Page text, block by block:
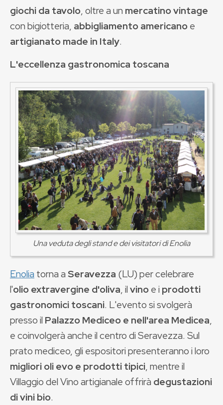
giochi da tavolo, oltre a un mercatino vintage
con bigiotteria, abbigliamento americanoe
artigianato made in Italy.
L'eccellenza gastronomica toscana
Una veduta degli stand e dei visitatori di Enolia
Enolia torna aSeravezza (LU) per celebrare
l'olio extravergine d'oliva, ilvinoe i prodotti
gastronomici toscani. L'evento si svolgerà
presso il Palazzo Mediceo e nell'area Medicea,
e coinvolgerà anche il centro di Seravezza. Sul
prato mediceo, gli espositori presenteranno i loro
migliori oli evo e prodotti tipici, mentre il
Villaggio del Vino artigianale offrirà degustazioni
di vini bio.